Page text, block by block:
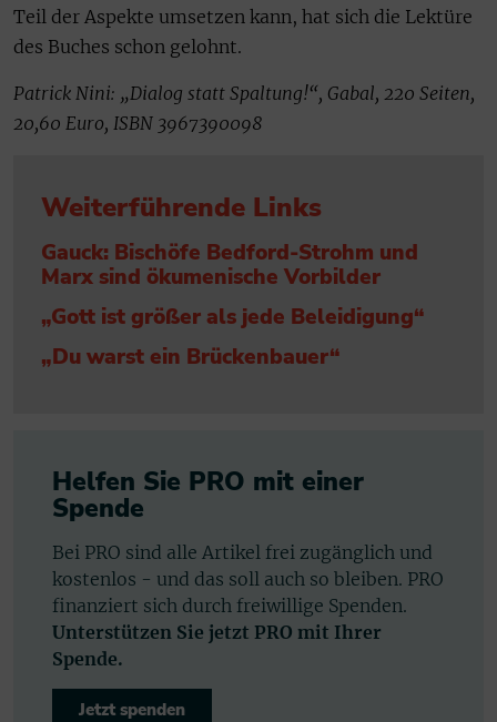
Teil der Aspekte umsetzen kann, hat sich die Lektüre
des Buches schon gelohnt.
Patrick Nini: „Dialog statt Spaltung!“, Gabal, 220 Seiten,
20,60 Euro, ISBN 3967390098
Weiterführende Links
Gauck: Bischöfe Bedford-Strohm und
Marx sind ökumenische Vorbilder
„Gott ist größer als jede Beleidigung“
„Du warst ein Brückenbauer“
Helfen Sie PRO mit einer
Spende
Bei PRO sind alle Artikel frei zugänglich und
kostenlos - und das soll auch so bleiben. PRO
finanziert sich durch freiwillige Spenden.
Unterstützen Sie jetzt PRO mit Ihrer
Spende.
Jetzt spenden